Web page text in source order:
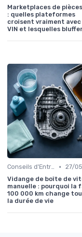
Marketplaces de
: quelles plateformes
croisent vraiment
VIN et lesquelles
Conseils d'Entretien Auto •
27/
Vidange de boîte de
manuelle : pourquoi la
100 000 km change
la durée de vie